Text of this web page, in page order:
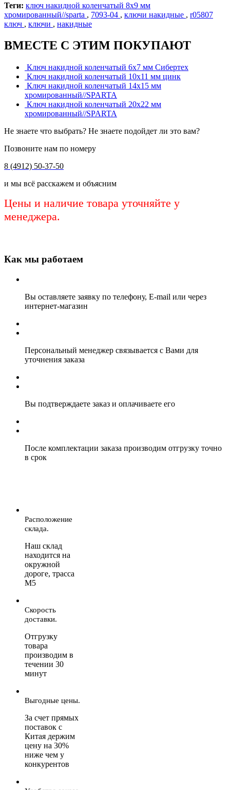
Теги: ключ накидной коленчатый 8х9 мм
хромированный//sparta , 7093-04 , ключи накидные , r05807
ключ , ключи , накидные
ВМЕСТЕ С ЭТИМ ПОКУПАЮТ
Ключ накидной коленчатый 6х7 мм Сибертех
Ключ накидной коленчатый 10х11 мм цинк
Ключ накидной коленчатый 14х15 мм
хромированный//SPARTA
Ключ накидной коленчатый 20х22 мм
хромированный//SPARTA
Не знаете что выбрать? Не знаете подойдет ли это вам?
Позвоните нам по номеру
8 (4912) 50-37-50
и мы всё расскажем и объясним
Цены и наличие товара уточняйте у
менеджера.
Как мы работаем
Вы оставляете заявку по телефону, E-mail или через
интернет-магазин
Персональный менеджер связывается с Вами для
уточнения заказа
Вы подтверждаете заказ и оплачиваете его
После комплектации заказа производим отгрузку точно
в срок
Расположение
склада.
Наш склад
находится на
окружной
дороге, трасса
М5
Скорость
доставки.
Отгрузку
товара
производим в
течении 30
минут
Выгодные цены.
За счет прямых
поставок с
Китая держим
цену на 30%
ниже чем у
конкурентов